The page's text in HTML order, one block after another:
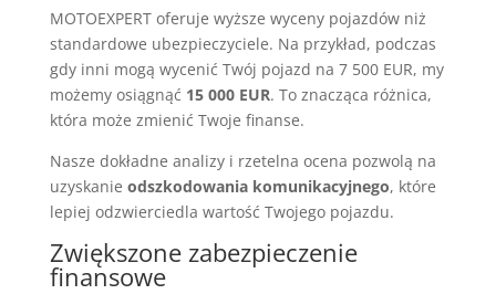
MOTOEXPERT oferuje wyższe wyceny pojazdów niż
standardowe ubezpieczyciele. Na przykład, podczas
gdy inni mogą wycenić Twój pojazd na 7 500 EUR, my
możemy osiągnąć 15 000 EUR. To znacząca różnica,
która może zmienić Twoje finanse.
Nasze dokładne analizy i rzetelna ocena pozwolą na
uzyskanie odszkodowania komunikacyjnego, które
lepiej odzwierciedla wartość Twojego pojazdu.
Zwiększone zabezpieczenie
finansowe